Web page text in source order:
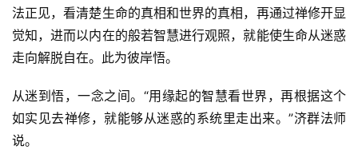
法正见，看清楚生命的真相和世界的真相，再通过禅修开显
觉知，进而以内在的般若智慧进行观照，就能使生命从迷惑
走向解脱自在。此为彼岸悟。
从迷到悟，一念之间。“用缘起的智慧看世界，再根据这个
如实见去禅修，就能够从迷惑的系统里走出来。”济群法师
说。